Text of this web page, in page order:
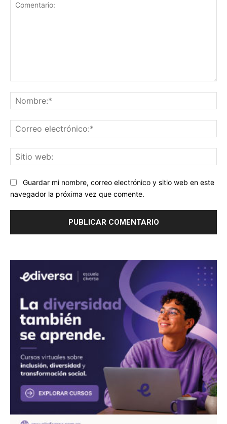
Guardar mi nombre, correo electrónico y sitio web en este
navegador la próxima vez que comente.